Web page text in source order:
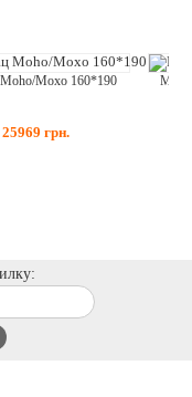
Мохо 160*190
25969 грн.